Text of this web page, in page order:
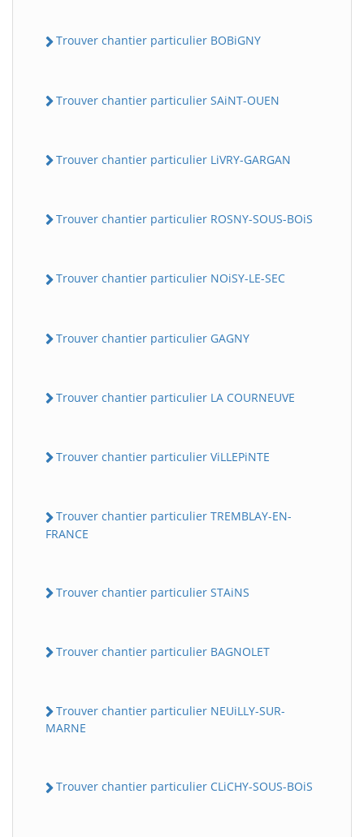
Trouver chantier particulier BOBiGNY
Trouver chantier particulier SAiNT-OUEN
Trouver chantier particulier LiVRY-GARGAN
Trouver chantier particulier ROSNY-SOUS-BOiS
Trouver chantier particulier NOiSY-LE-SEC
Trouver chantier particulier GAGNY
Trouver chantier particulier LA COURNEUVE
Trouver chantier particulier ViLLEPiNTE
Trouver chantier particulier TREMBLAY-EN-
FRANCE
Trouver chantier particulier STAiNS
Trouver chantier particulier BAGNOLET
Trouver chantier particulier NEUiLLY-SUR-
MARNE
Trouver chantier particulier CLiCHY-SOUS-BOiS